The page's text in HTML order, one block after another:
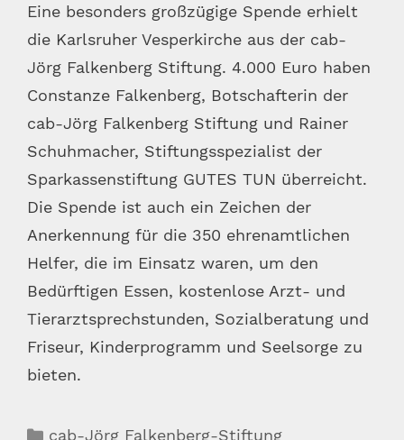
Eine besonders großzügige Spende erhielt
die Karlsruher Vesperkirche aus der cab-
Jörg Falkenberg Stiftung. 4.000 Euro haben
Constanze Falkenberg, Botschafterin der
cab-Jörg Falkenberg Stiftung und Rainer
Schuhmacher, Stiftungsspezialist der
Sparkassenstiftung GUTES TUN überreicht.
Die Spende ist auch ein Zeichen der
Anerkennung für die 350 ehrenamtlichen
Helfer, die im Einsatz waren, um den
Bedürftigen Essen, kostenlose Arzt- und
Tierarztsprechstunden, Sozialberatung und
Friseur, Kinderprogramm und Seelsorge zu
bieten.
Kategorien
cab-Jörg Falkenberg-Stiftung